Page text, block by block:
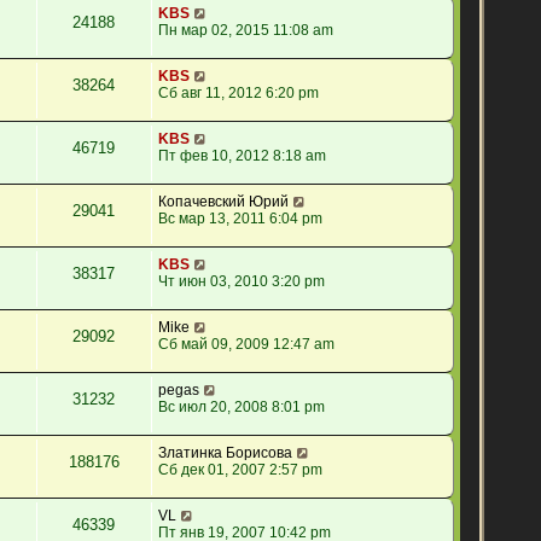
24188
KBS
Пн мар 02, 2015 11:08 am
38264
KBS
Сб авг 11, 2012 6:20 pm
46719
KBS
Пт фев 10, 2012 8:18 am
29041
Копачевский Юрий
Вс мар 13, 2011 6:04 pm
38317
KBS
Чт июн 03, 2010 3:20 pm
29092
Mike
Сб май 09, 2009 12:47 am
31232
pegas
Вс июл 20, 2008 8:01 pm
188176
Златинка Борисова
Сб дек 01, 2007 2:57 pm
46339
VL
Пт янв 19, 2007 10:42 pm